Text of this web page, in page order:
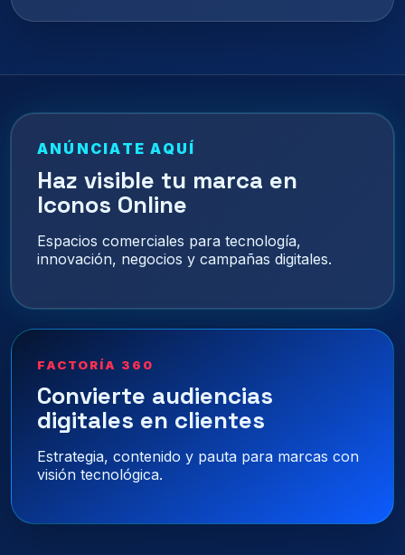
ANÚNCIATE AQUÍ
Haz visible tu marca en
Iconos Online
Espacios comerciales para tecnología,
innovación, negocios y campañas digitales.
FACTORÍA 360
Convierte audiencias
digitales en clientes
Estrategia, contenido y pauta para marcas con
visión tecnológica.